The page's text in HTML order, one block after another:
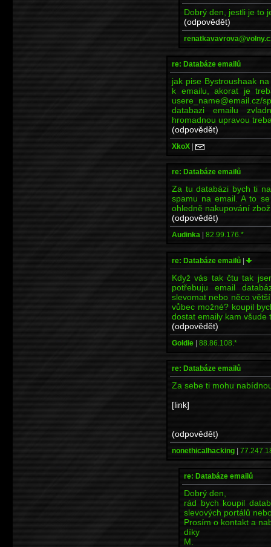
Dobrý den, jestli je to
(odpovědět)
re: Databáze emailů
jak pise Bystroushaak
k emailu, akorat je
databazi emailu
hromadnou upravou
(odpovědět)
XkoX |
re: Databáze emailů
Za tu databázi bych ti
spamu na email. A to
ohledně nakupování
(odpovědět)
Audinka | 82.99.176.*
re: Databáze emailů |
Když vás tak čtu tak
potřebuju email
slevomat nebo něco
vůbec možné? koupil
dostat emaily kam všude
(odpovědět)
Goldie | 88.86.108.*
re: Databáze emailů
Za sebe ti mohu
[link]
(odpovědět)
nonethicalhacking |
re: Databáze emailů
Dobrý den,
rád bych koupil
slevových portálů
Prosím o kontakt a
díky
M.